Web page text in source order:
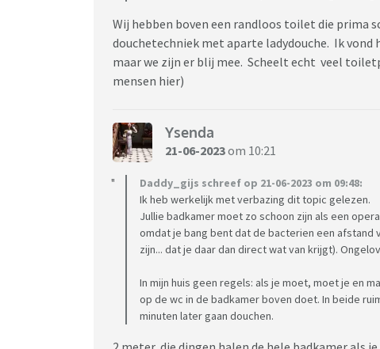
Wij hebben boven een randloos toilet die prima
douchetechniek met aparte ladydouche. Ik vond
maar we zijn er blij mee. Scheelt echt veel
mensen hier)
Ysenda
21-06-2023om 10:21
Daddy_gijs schreef op 21-06-2023 om 09:48:
Ik heb werkelijk met verbazing dit topic gelezen.
Jullie badkamer moet zo schoon zijn als een
omdat je bang bent dat de bacterien een afstand
zijn... dat je daar dan direct wat van krijgt).
In mijn huis geen regels: als je moet, moet je en
op de wc in de badkamer boven doet. In beide
minuten later gaan douchen.